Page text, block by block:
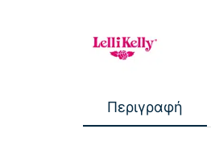
Περιγραφή